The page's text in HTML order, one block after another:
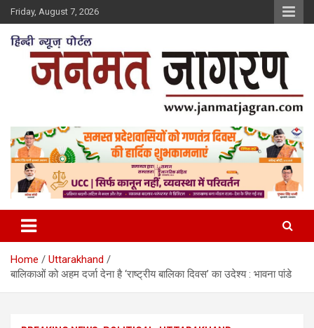
Skip
to
content
Friday, August 7, 2026
Home
Uttarakhand
बालिकाओं को अहम दर्जा देना है ‘राष्ट्रीय बालिका दिवस’ का उदेश्य : भावना पांडे